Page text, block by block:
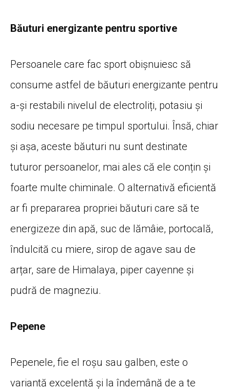
Băuturi energizante pentru sportive
Persoanele care fac sport obișnuiesc să
consume astfel de băuturi energizante pentru
a-și restabili nivelul de electroliți, potasiu și
sodiu necesare pe timpul sportului. Însă, chiar
și așa, aceste băuturi nu sunt destinate
tuturor persoanelor, mai ales că ele conțin și
foarte multe chiminale. O alternativă eficientă
ar fi prepararea propriei băuturi care să te
energizeze din apă, suc de lămâie, portocală,
îndulcită cu miere, sirop de agave sau de
arțar, sare de Himalaya, piper cayenne și
pudră de magneziu.
Pepene
Pepenele, fie el roșu sau galben, este o
variantă excelentă și la îndemână de a te